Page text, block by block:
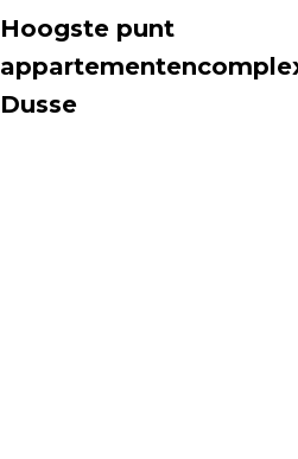
Hoogste punt
Dusse